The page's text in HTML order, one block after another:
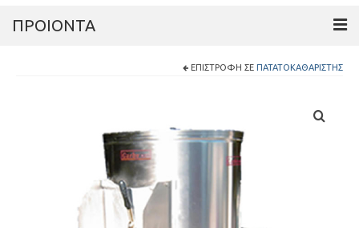
ΠΡΟΙΟΝΤΑ
ΕΠΙΣΤΡΟΦΉ ΣΕ ΠΑΤΑΤΟΚΑΘΑΡΙΣΤΉΣ